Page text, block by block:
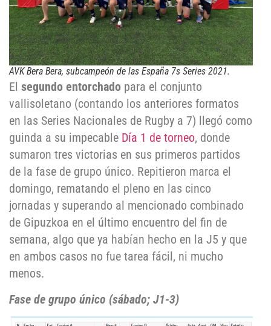
AVK Bera Bera, subcampeón de las España 7s Series 2021.
El segundo entorchado para el conjunto
vallisoletano (contando los anteriores formatos
en las Series Nacionales de Rugby a 7) llegó como
guinda a su impecable Día 1 de torneo, donde
sumaron tres victorias en sus primeros partidos
de la fase de grupo único. Repitieron marca el
domingo, rematando el pleno en las cinco
jornadas y superando al mencionado combinado
de Gipuzkoa en el último encuentro del fin de
semana, algo que ya habían hecho en la J5 y que
en ambos casos no fue tarea fácil, ni mucho
menos.
Fase de grupo único (sábado; J1-3)